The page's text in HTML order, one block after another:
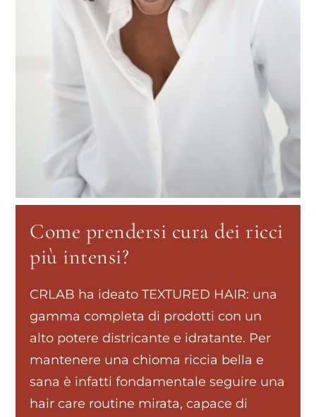
Come prendersi cura dei ricci
più intensi?
CRLAB ha ideato TEXTURED HAIR: una
gamma completa di prodotti con un
alto potere districante e idratante. Per
mantenere una chioma riccia bella e
sana è infatti fondamentale seguire una
hair care routine mirata, capace di